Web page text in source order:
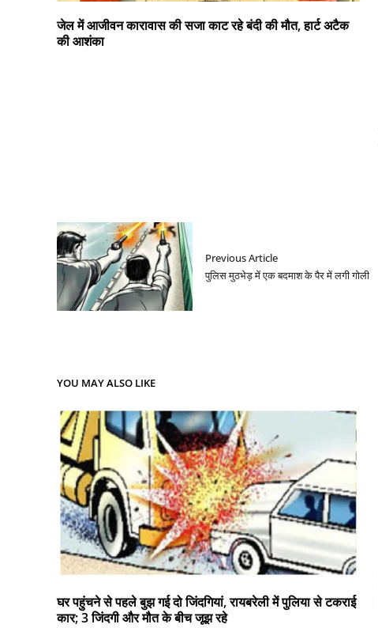
जेल में आजीवन कारावास की सजा काट रहे बंदी की मौत, हार्ट अटैक
की आशंका
Previous Article
पुलिस मुठभेड़ में एक बदमाश के पैर में लगी गोली
YOU MAY ALSO LIKE
घर पहुंचने से पहले बुझ गई दो जिंदगियां, रायबरेली में पुलिया से टकराई
कार; 3 जिंदगी और मौत के बीच जूझ रहे